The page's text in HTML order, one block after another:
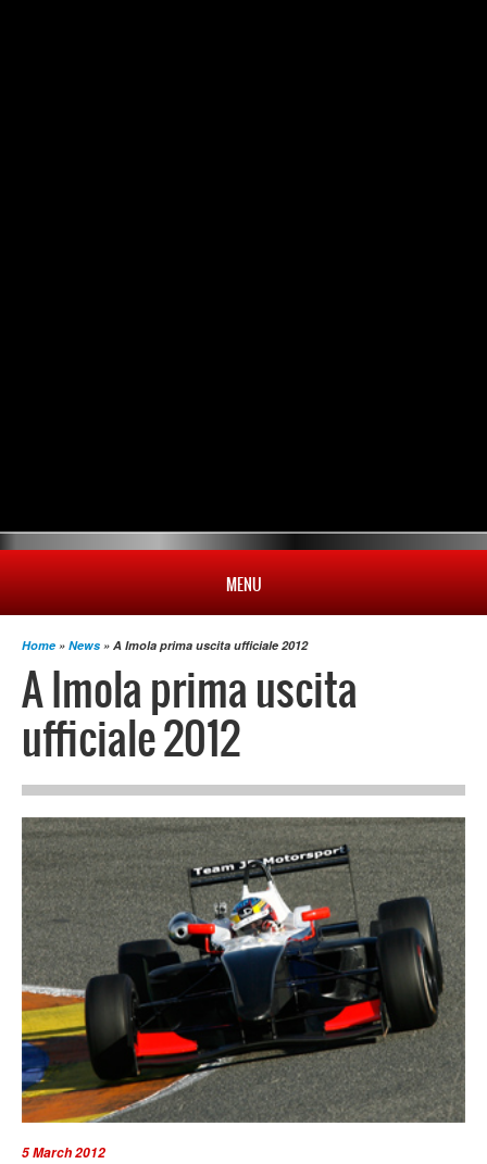
MENU
HOME
PROFILO
NEWS
CAMPIONATO
RISULTATI
MULTIMEDIA
PRESS
SPONSOR & PARTNER
Home » News » A Imola prima uscita ufficiale 2012
A Imola prima uscita
ufficiale 2012
5 March 2012